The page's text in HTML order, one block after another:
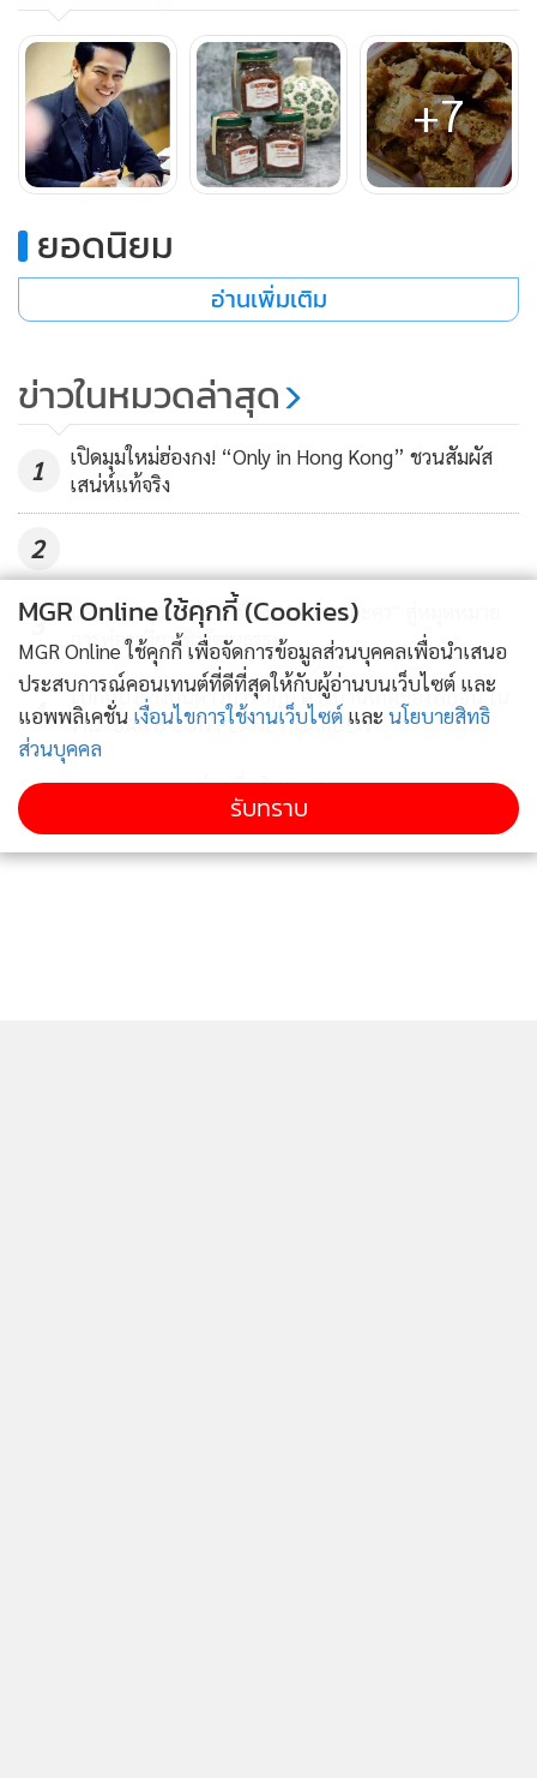
“ปลาหมอคางดำ”แม้เป็นปลาต่างถิ่น แต่สามารถรับประทานได้
ทางโภชนาการ โปรตีนและไขมันเทียบเท่ากับปลานิล โดยคุณค่า
ทางโภชนาการไม่น้อยหน้าปลาชนิดอื่น ใช้เป็นวัตถุดิบปรุง
อาหาร รังสรรค์ได้หลากหลายเมนู โดย มหาวิทยาลัยศิลปากร ได้
ดำตั้งแต่เริ่มพบการระบาดในแหล่งน้ำ ขณะเดียวกันยังช่วยเพิ่ม
รายได้ให้กับคนในพื้นที่ โดยร่วมกับสำนักงานสภาเกษตรกร
จังหวัดเพชรบุรี เผยแพร่องค์ความรู้ส่งเสริมการแปรรูปปลาหมอ
คางดำเพื่อเพิ่มมูลค่า รวมถึงทำงานวิจัยร่วมกันกับชุมชนเพื่อ
ขึ้น มีราคาเพิ่มขึ้น และมีประโยชน์กับประชาชน ซึ่งเป็นอีกวิธี
ช่วยควบคุมและลดปริมาณปลาหมอคางดำ
+7
ยอดนิยม
อ่านเพิ่มเติม
ข่าวในหมวดล่าสุด
1
เปิดมุมใหม่ฮ่องกง! “Only in Hong Kong” ชวนสัมผัส
เสน่ห์แท้จริง
2
3
นครนายกยกระดับ "เมืองโบราณดงละคร" สู่หมุดหมาย
การท่องเที่ยวเชิงวัฒนธรรม
4
ไปกินปิ้งย่างบนดาวบาร์บีกุน ดาวบ้านเกิดของพี่ก้อน ใน
งาน "BAR B GON PLANET GARDEN"
ข่าวอื่นในหมวด
MGR Online ใช้คุกกี้ (Cookies)
MGR Online ใช้คุกกี้ เพื่อจัดการข้อมูลส่วนบุคคลเพื่อนำเสนอ
ประสบการณ์คอนเทนต์ที่ดีที่สุดให้กับผู้อ่านบนเว็บไซต์ และ
แอพพลิเคชั่น เงื่อนไขการใช้งานเว็บไซต์ และ นโยบายสิทธิ
ส่วนบุคคล
รับทราบ